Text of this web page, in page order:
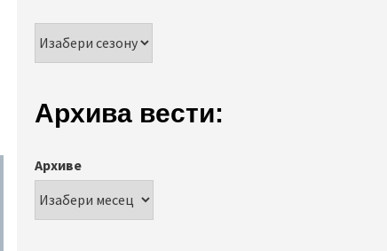
Архива вести:
Архиве